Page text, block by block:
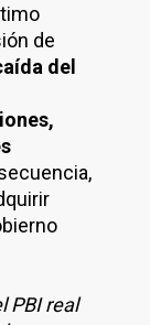
de
del
PBI real